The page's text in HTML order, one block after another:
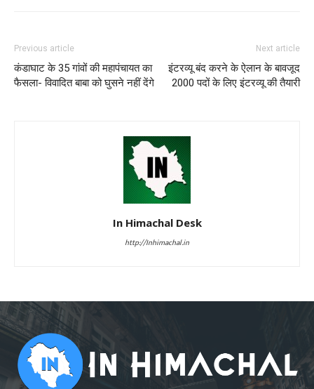
Previous article
कंडाघाट के 35 गांवों की महापंचायत का
फैसला- विवादित बाबा को घुसने नहीं देंगे
Next article
इंटरव्यू बंद करने के ऐलान के बावजूद
2000 पदों के लिए इंटरव्यू की तैयारी
In Himachal Desk
http://Inhimachal.in